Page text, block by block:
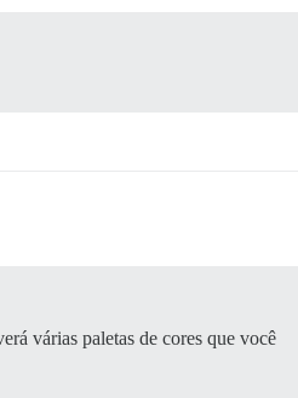
várias paletas de cores que você